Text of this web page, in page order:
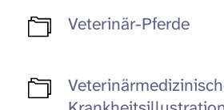
Veterinär-Pferde